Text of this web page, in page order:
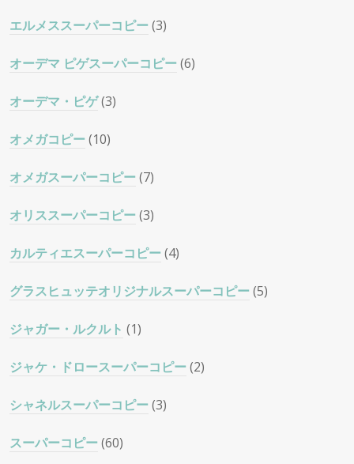
エルメススーパーコピー(3)
オーデマ ピゲスーパーコピー(6)
オーデマ・ピゲ(3)
オメガコピー(10)
オメガスーパーコピー(7)
オリススーパーコピー(3)
カルティエスーパーコピー(4)
グラスヒュッテオリジナルスーパーコピー(5)
ジャガー・ルクルト (1)
ジャケ・ドロースーパーコピー(2)
シャネルスーパーコピー(3)
スーパーコピー(60)